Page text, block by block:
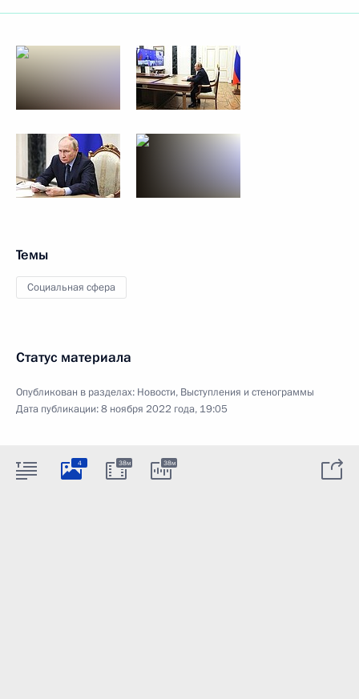
Темы
Социальная сфера
Статус материала
Опубликован в разделах: Новости, Выступления и стенограммы
Дата публикации:8 ноября 2022 года, 19:05
4 38м 38м